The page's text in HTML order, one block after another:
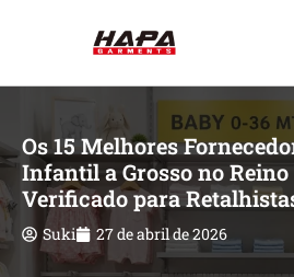
Os 15 Melhores
Infantil a Grosso no
Verificado para
Suki 27 de abril de 2026